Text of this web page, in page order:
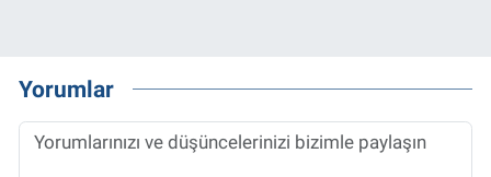
Yorumlar